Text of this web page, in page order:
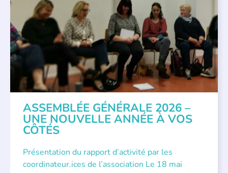
APPEL À SOUTIEN , VIE DE L'ASSOCIATION
ASSEMBLÉE GÉNÉRALE 2026 –
UNE NOUVELLE ANNÉE À VOS
CÔTÉS
Présentation du rapport d’activité par les
coordinateur.ices de l’association Le 18 mai